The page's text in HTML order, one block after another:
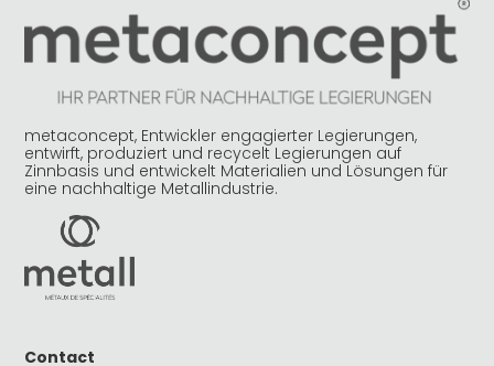
metaconcept, Entwickler engagierter Legierungen,
entwirft, produziert und recycelt Legierungen auf
Zinnbasis und entwickelt Materialien und Lösungen für
eine nachhaltige Metallindustrie.
Contact